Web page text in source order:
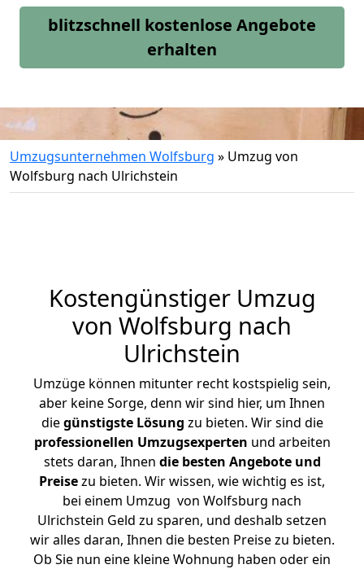
blitzschnell kostenlose Angebote
erhalten
Umzugsunternehmen Wolfsburg » Umzug von
Wolfsburg nach Ulrichstein
Kostengünstiger Umzug
von Wolfsburg nach
Ulrichstein
Umzüge können mitunter recht kostspielig sein,
aber keine Sorge, denn wir sind hier, um Ihnen
diegünstigste Lösung zu bieten. Wir sind die
professionellen Umzugsexperten und arbeiten
stets daran, Ihnen die besten Angebote und
Preisezu bieten. Wir wissen, wie wichtig es ist,
bei einem Umzug von Wolfsburg nach
Ulrichstein Geld zu sparen, und deshalb setzen
wir alles daran, Ihnen die besten Preise zu bieten.
Ob Sie nun eine kleine Wohnung haben oder ein